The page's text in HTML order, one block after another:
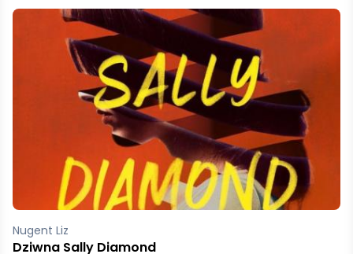
Singer Isaac Bashevic
Czas wojny